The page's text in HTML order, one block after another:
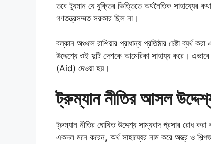
তবে ট্যুমান যে যুক্তির ভিত্তিতে অর্থনৈতিক সাহায্যের
গণতন্ত্রসম্মত সরকার ছিল না।
বল্কান অঞ্চলে রাশিয়ার প্রাধান্য প্রতিষ্ঠার চেষ্টা
উদ্দেশ্যে ওই দুটি দেশকে আমেরিকা সাহায্য করে। এভাবে
(Aid) দেওয়া হয়।
ট্রুম্যান নীতির আসল
ট্রুম্যান নীতির ঘোষিত উদ্দেশ্য সাম্যবাদ প্রসার রোধ
একদল মনে করেন, অর্থ সাহায্যের নাম করে অস্ত্র ও